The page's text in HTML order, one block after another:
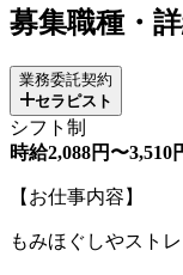
募集職種・
業務委託契約
セラピスト
シフト制
時給2,088円〜3,510
【お仕事内容】
もみほぐしやスト